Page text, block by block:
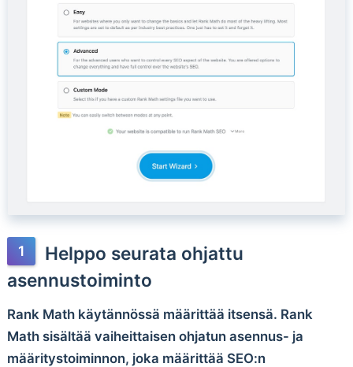
Helppo seurata ohjattu
asennustoiminto
Rank Math käytännössä määrittää itsensä. Rank
Math sisältää vaiheittaisen ohjatun asennus- ja
määritystoiminnon, joka määrittää SEO:n